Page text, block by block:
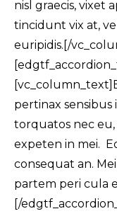
nisl graecis, vixet
tincidunt vix at,
euripidis.[/
pertinax sensibus
torquatos nec eu,
expeten in mei.
consequat an.
partem peri cula
[/